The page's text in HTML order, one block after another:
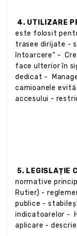
4. UTILIZARE
este folosit
trasee dirijate -
întoarcere” -
face ulterior în
dedicat -
camioanele
accesului -
5. LEGISLAȚIE
normative
Rutier) -
publice -
indicatoarelor -
aplicare -